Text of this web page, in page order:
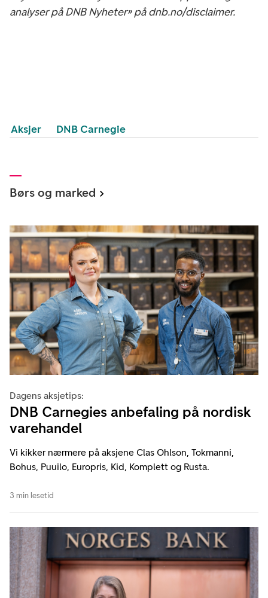
analyser på DNB Nyheter» på dnb.no/disclaimer.
Aksjer DNB Carnegie
Børs og marked
Dagens aksjetips:
DNB Carnegies anbefaling på nordisk
varehandel
Vi kikker nærmere på aksjene Clas Ohlson, Tokmanni,
Bohus, Puuilo, Europris, Kid, Komplett og Rusta.
3 min lesetid